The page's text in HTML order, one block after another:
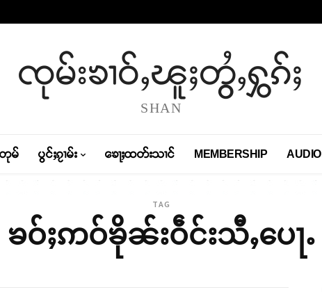
ၸုမ်းၶၢဝ်ႇၽူႈတွႆႇႁွၵ်ႈ
SHAN
တုမ် ပွင်ႈၵႂၢမ်း ၶေႃႈထတ်းသၢင် MEMBERSHIP AUDIO
TAG
ၶဝ်ႈဢဝ်ၶိုၼ်းဝဵင်းသီႇပေႃႉ